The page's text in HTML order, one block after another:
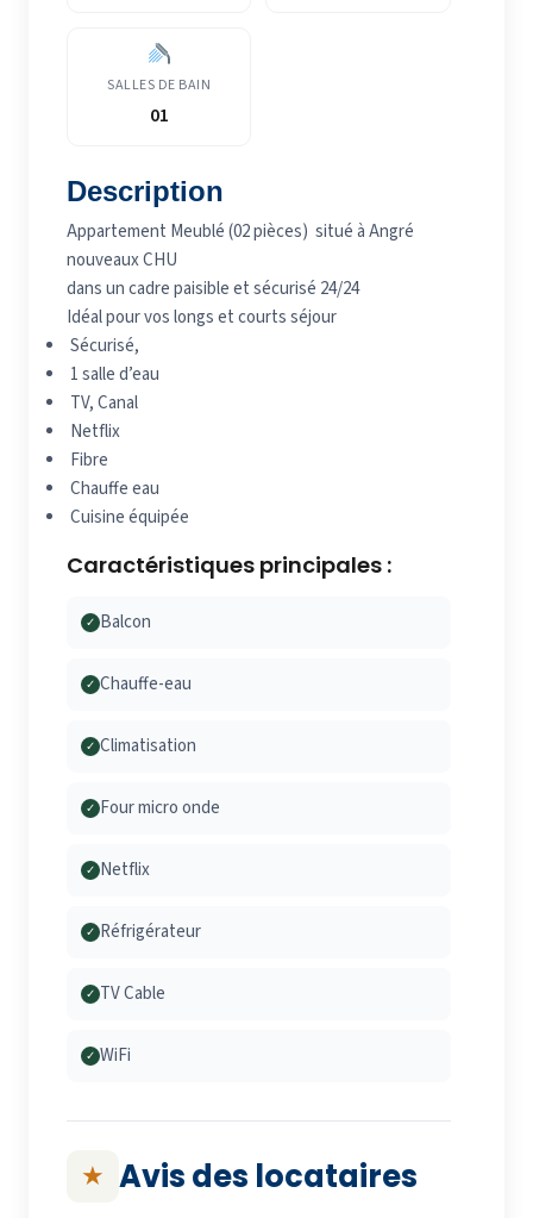
SALLES DE BAIN
01
Description
Appartement Meublé (02 pièces) situé à Angré
nouveaux CHU
dans un cadre paisible et sécurisé 24/24
Idéal pour vos longs et courts séjour
Sécurisé,
1 salle d’eau
TV, Canal
Netflix
Fibre
Chauffe eau
Cuisine équipée
Caractéristiques principales :
✓ Balcon
✓ Chauffe-eau
✓ Climatisation
✓ Four micro onde
✓ Netflix
✓ Réfrigérateur
✓ TV Cable
✓ WiFi
★ Avis des locataires